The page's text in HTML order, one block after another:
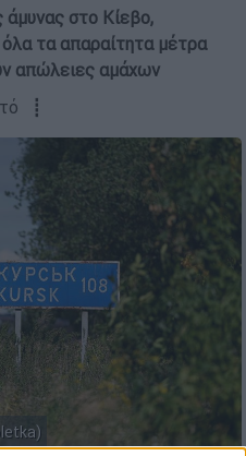
άμυνας στο Κίεβο,
τα απαραίτητα μέτρα
απώλειες αμάχων
┋